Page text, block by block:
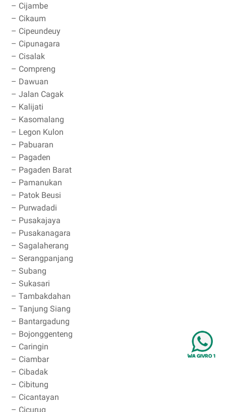
– Cijambe
– Cikaum
– Cipeundeuy
– Cipunagara
– Cisalak
– Compreng
– Dawuan
– Jalan Cagak
– Kalijati
– Kasomalang
– Legon Kulon
– Pabuaran
– Pagaden
– Pagaden Barat
– Pamanukan
– Patok Beusi
– Purwadadi
– Pusakajaya
– Pusakanagara
– Sagalaherang
– Serangpanjang
– Subang
– Sukasari
– Tambakdahan
– Tanjung Siang
– Bantargadung
– Bojonggenteng
– Caringin
– Ciambar
– Cibadak
– Cibitung
– Cicantayan
– Cicurug